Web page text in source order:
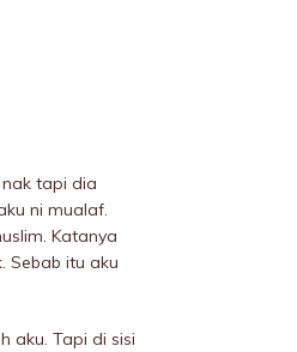
tapi dia
ni muaIaf.
Katanya
Sebab itu aku
aku. Tapi di sisi